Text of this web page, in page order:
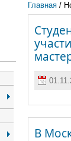
Главная /
В